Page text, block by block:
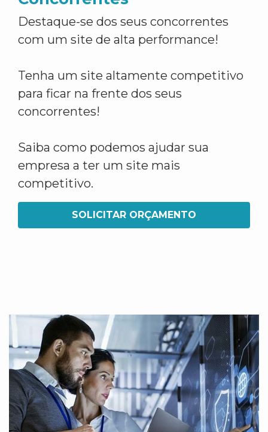
Destaque-se dos seus concorrentes
com um site de alta performance!
Tenha um site altamente competitivo
para ficar na frente dos seus
concorrentes!
Saiba como podemos ajudar sua
empresa a ter um site mais
competitivo.
SOLICITAR ORÇAMENTO